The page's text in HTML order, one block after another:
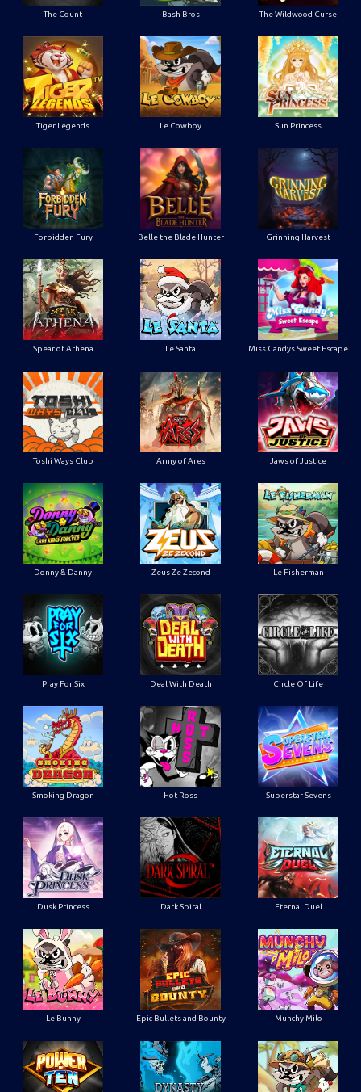
The Count Bash Bros The Wildwood Curse
Tiger Legends Le Cowboy Sun Princess
Forbidden Fury Belle the Blade Hunter Grinning Harvest
Spear of Athena Le Santa Miss Candys Sweet Escape
Toshi Ways Club Army of Ares Jaws of Justice
Donny & Danny Zeus Ze Zecond Le Fisherman
Pray For Six Deal With Death Circle Of Life
Smoking Dragon Hot Ross Superstar Sevens
Dusk Princess Dark Spiral Eternal Duel
Le Bunny Epic Bullets and Bounty Munchy Milo